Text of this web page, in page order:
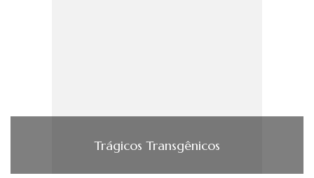
Trágicos Transgênicos